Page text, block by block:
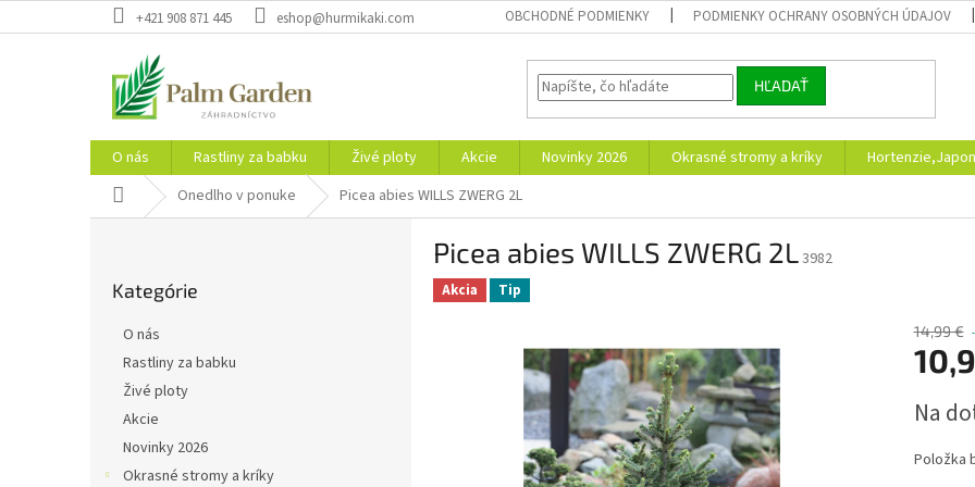
na
+421 908 871 445 eshop@hurmikaki.com OBCHODNÉ PODMIENKY PODMIENKY OCHRANY OSOBNÝCH ÚDAJOV
HĽADAŤ
O nás Rastliny za babku Živé ploty Akcie Novinky 2026 Okrasné stromy a kríky
Domov Onedlho v ponuke Picea abies WILLS ZWERG 2L
kategórie
Kategórie
O nás
Rastliny za babku
Živé ploty
Akcie
Novinky 2026
Okrasné stromy a kríky
Picea abies WILLS ZWERG 2L3982
Akcia Tip
14,99 €
cena:
Na
Položka